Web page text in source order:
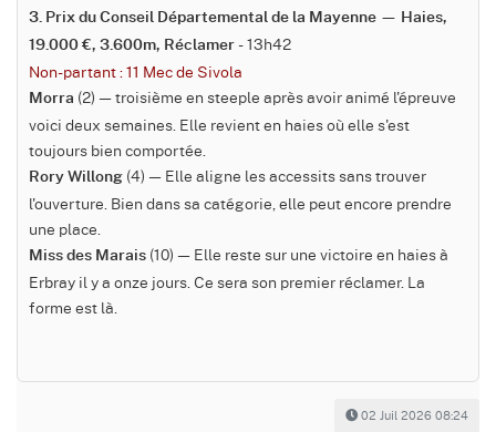
3. Prix du Conseil Départemental de la Mayenne — Haies,
19.000 €, 3.600m, Réclamer - 13h42
Non-partant : 11 Mec de Sivola
Morra (2) — troisième en steeple après avoir animé l'épreuve
voici deux semaines. Elle revient en haies où elle s'est
toujours bien comportée.
Rory Willong (4) — Elle aligne les accessits sans trouver
l'ouverture. Bien dans sa catégorie, elle peut encore prendre
une place.
Miss des Marais (10) — Elle reste sur une victoire en haies à
Erbray il y a onze jours. Ce sera son premier réclamer. La
forme est là.
02 Juil 2026 08:24